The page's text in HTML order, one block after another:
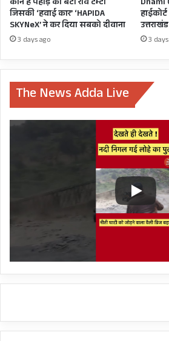
मुख्यमंत्री ने कहा कि आपदा
एसडीआरएफ की टीमें निरंतर राहत
साथ ही अन्य व्यवस्थाएं कर
विधायक भी अपने क्षेत्रों में हर
निगरानी कर रहे हैं। मुख्यमंत्री
विधायकों से फोन पर वार्ता कर
लिया है। सीएम ने कहा कि राज्य
में हैं। अगर हेलीकॉप्टर की
मदद ली जाएगी। स्टेट के हेलीकॉप्टर
क्षेत्रों के लिए अलर्ट मोड पर रखा गया
कौन है पहाड़ का बेटा रवि टम्टा
जिसकी ‘हवाई कार’ ‘HAPIDA
SKYNeX’ ने कर दिया सबको दीवाना
3 days ago
Dhami
3
The News Adda Live